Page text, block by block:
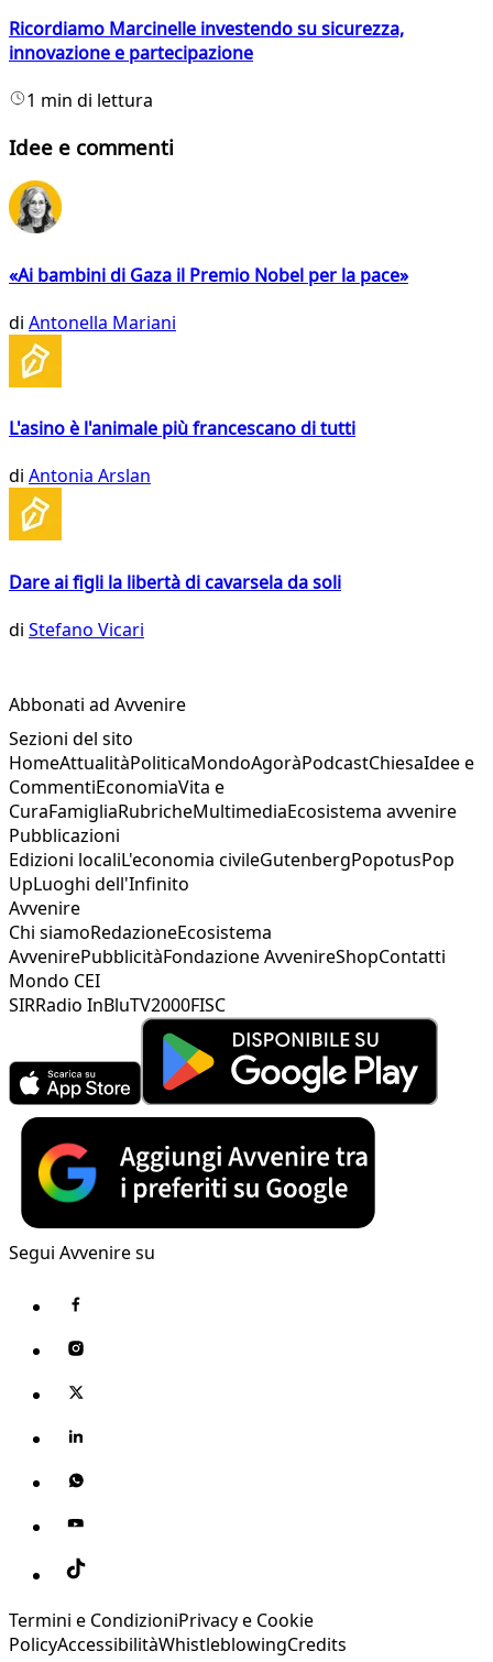
Ricordiamo Marcinelle investendo su sicurezza,
innovazione e partecipazione
1 min di lettura
Idee e commenti
«Ai bambini di Gaza il Premio Nobel per la pace»
di Antonella Mariani
L'asino è l'animale più francescano di tutti
di Antonia Arslan
Dare ai figli la libertà di cavarsela da soli
di Stefano Vicari
Abbonati ad Avvenire
Sezioni del sito
HomeAttualitàPoliticaMondoAgoràPodcastChiesaIdee e
CommentiEconomiaVita e
CuraFamigliaRubricheMultimediaEcosistema avvenire
Pubblicazioni
Edizioni localiL'economia civileGutenbergPopotusPop
UpLuoghi dell'Infinito
Avvenire
Chi siamoRedazioneEcosistema
AvvenirePubblicitàFondazione AvvenireShopContatti
Mondo CEI
SIRRadio InBluTV2000FISC
Segui Avvenire su
Termini e CondizioniPrivacy e Cookie
PolicyAccessibilitàWhistleblowingCredits